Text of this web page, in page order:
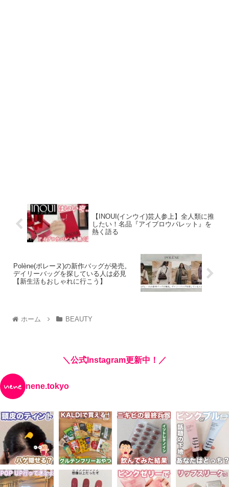
【INOUI(インウイ)芸人参上】全人類に推
したい！名品『アイブロウパレット』を
熱く語る
Polène(ポレーヌ)の新作バッグが発売。
デイリーバッグを探している人は必見
【新生活もおしゃれに行こう】
ホーム BEAUTY
＼公式Instagram更新中！／
nene.tokyo